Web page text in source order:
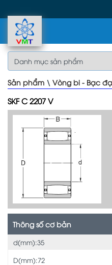
Sản phẩm \ Vòng bi - Bạc
SKF C 2207 V
Thông số cơ bản
d(mm):35
D(mm):72